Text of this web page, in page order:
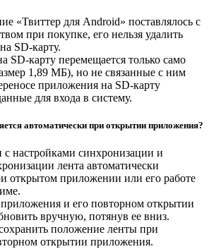
«Твиттер для Android» поставлялось с
при покупке, его нельзя удалить
SD-карту.
SD-карту перемещается только само
1,89 МБ), но не связанные с ним
приложения на SD-карту
для входа в систему.
автоматически при открытии приложения?
с настройками синхронизации и
лента автоматически
открытом приложении или его работе
и его повторном открытии
вручную, потянув ее вниз.
положение ленты при
открытии приложения.